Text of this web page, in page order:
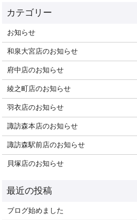
お知らせ
和泉大宮店のお知らせ
府中店のお知らせ
綾之町店のお知らせ
羽衣店のお知らせ
諏訪森本店のお知らせ
諏訪森駅前店のお知らせ
貝塚店のお知らせ
ブログ始めました